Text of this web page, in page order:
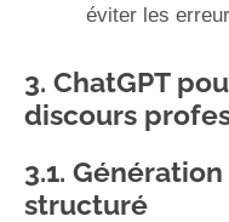
éviter les
3. ChatGPT
discours
3.1.
structuré